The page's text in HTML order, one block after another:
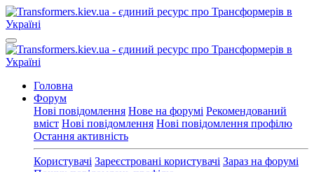
Головна
Форум
Нові повідомлення Нове на форумі Рекомендований
вміст Нові повідомлення Нові повідомлення профілю
Остання активність
Користувачі Зареєстровані користувачі Зараз на форумі